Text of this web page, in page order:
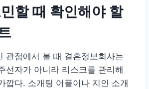
할 때 확인해야 할
관점에서 볼 때 결혼정보회사는
선자가 아니라 리스크를 관리해
깝다. 소개팅 어플이나 지인 소개